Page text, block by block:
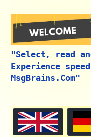
"Select, read
Experience
MsgBrains.Com"